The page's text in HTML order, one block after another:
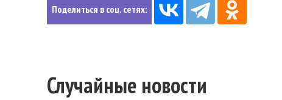
Поделиться в соц. сетях:
Случайные новости